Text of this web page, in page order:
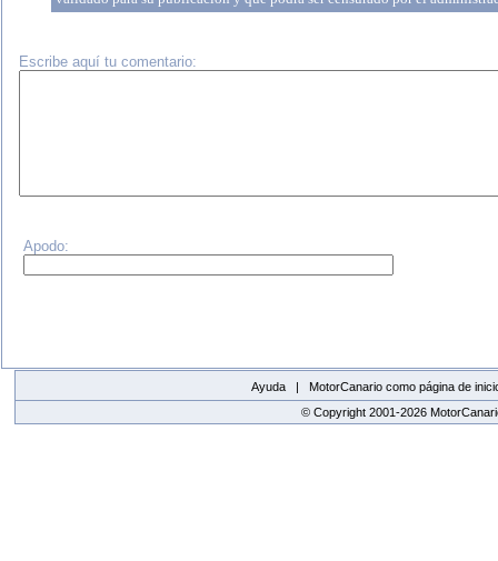
Escribe aquí tu comentario:
Apodo:
Ayuda |
MotorCanario como página de
© Copyright 2001-2026